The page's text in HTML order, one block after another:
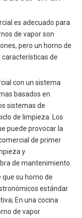
es adecuado para
de vapor son
pero un horno de
características de
con un sistema
basados ​​en
sistemas de
de limpieza. Los
puede provocar la
de primer
y
de mantenimiento.
que su horno de
estándar
En una cocina
de vapor